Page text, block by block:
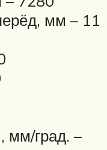
мм – 11
мм/град. –